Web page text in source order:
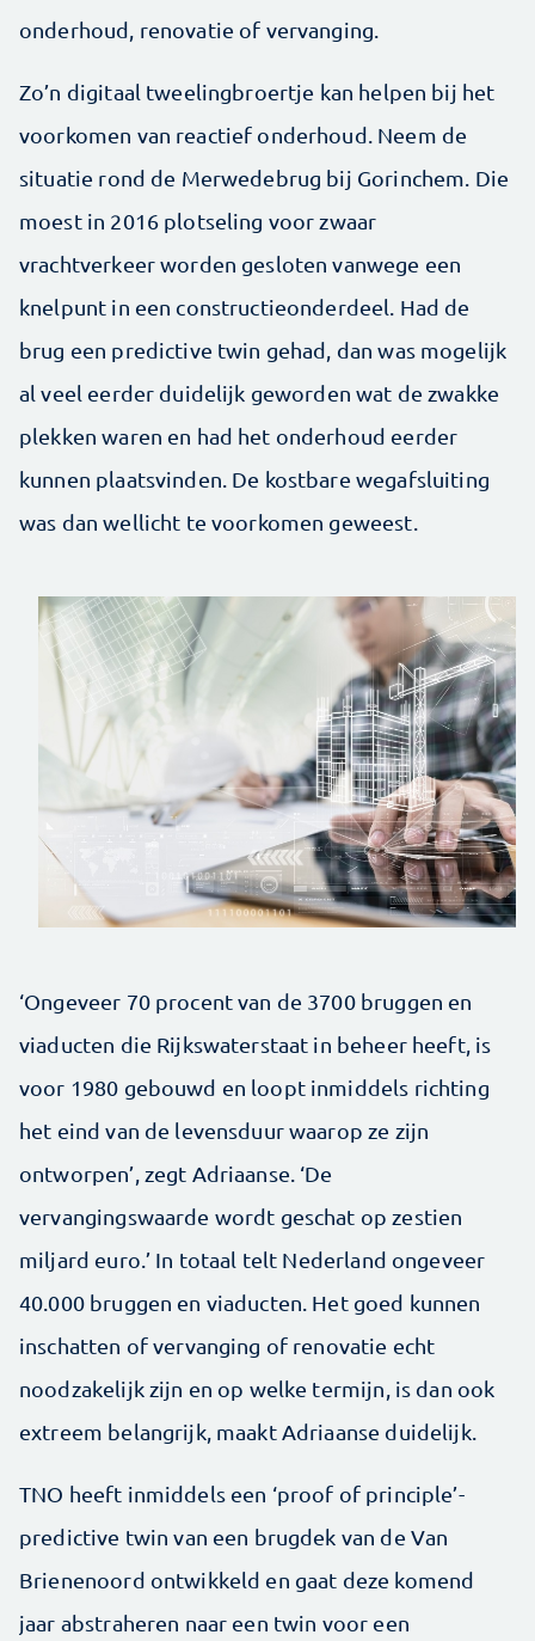
onderhoud, renovatie of vervanging.
Zo’n digitaal tweelingbroertje kan helpen bij het
voorkomen van reactief onderhoud. Neem de
situatie rond de Merwedebrug bij Gorinchem. Die
moest in 2016 plotseling voor zwaar
vrachtverkeer worden gesloten vanwege een
knelpunt in een constructieonderdeel. Had de
brug een predictive twin gehad, dan was mogelijk
al veel eerder duidelijk geworden wat de zwakke
plekken waren en had het onderhoud eerder
kunnen plaatsvinden. De kostbare wegafsluiting
was dan wellicht te voorkomen geweest.
‘Ongeveer 70 procent van de 3700 bruggen en
viaducten die Rijkswaterstaat in beheer heeft, is
voor 1980 gebouwd en loopt inmiddels richting
het eind van de levensduur waarop ze zijn
ontworpen’, zegt Adriaanse. ‘De
vervangingswaarde wordt geschat op zestien
miljard euro.’ In totaal telt Nederland ongeveer
40.000 bruggen en viaducten. Het goed kunnen
inschatten of vervanging of renovatie echt
noodzakelijk zijn en op welke termijn, is dan ook
extreem belangrijk, maakt Adriaanse duidelijk.
TNO heeft inmiddels een ‘proof of principle’-
predictive twin van een brugdek van de Van
Brienenoord ontwikkeld en gaat deze komend
jaar abstraheren naar een twin voor een